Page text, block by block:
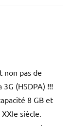
non pas de
(HSDPA) !!!
8 GB et
siècle.